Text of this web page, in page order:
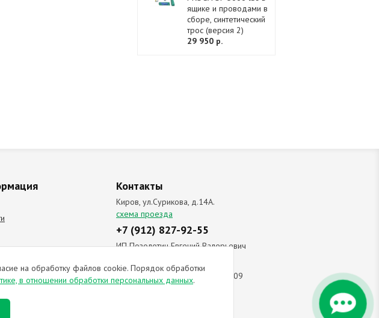
ящике и проводами в
сборе, синтетический
трос (версия 2)
29 950 р.
Контакты
Киров, ул.Сурикова, д.14А.
схема проезда
+7 (912) 827-92-55
ИП Позолотин Евгений Валерьевич
ИНН 434537218055 / ОГРН ИП
309434505600123 от 25.02.2009
любую форму на сайте, вы соглашаетесь с
на обработку файлов cookie. Порядок обработки
в отношении обработки персональных данных.